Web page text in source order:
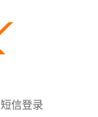
短信登录